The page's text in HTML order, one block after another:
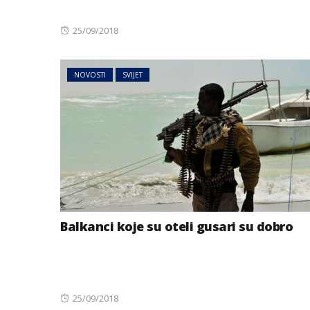
Posted
25/09/2018
NOVOSTI SVIJET
Balkanci koje su oteli gusari su dobro
Posted
25/09/2018